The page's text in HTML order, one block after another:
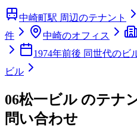
中崎町駅 周辺のテナント
件
中崎のオフィス
1974年前後 同世代のビ
ビル
06松一ビル のテナ
問い合わせ